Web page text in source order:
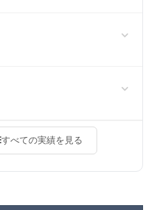
すべての実績を見る